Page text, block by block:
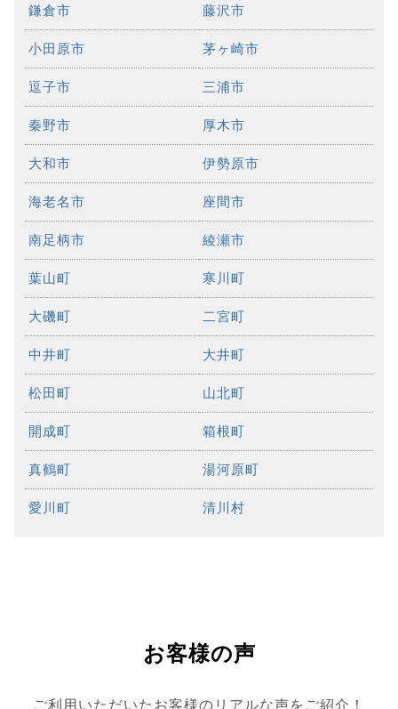
鎌倉市 藤沢市
小田原市 茅ヶ崎市
逗子市 三浦市
秦野市 厚木市
大和市 伊勢原市
海老名市 座間市
南足柄市 綾瀬市
葉山町 寒川町
大磯町 二宮町
中井町 大井町
松田町 山北町
開成町 箱根町
真鶴町 湯河原町
愛川町 清川村
お客様の声
ご利用いただいたお客様のリアルな声をご紹介！